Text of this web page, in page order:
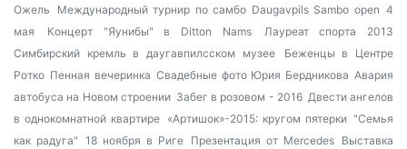
Ожель
Международный турнир по самбо Daugavpils Sambo open 4
мая
Концерт "Яунибы" в Ditton Nams
Лауреат спорта 2013
Симбирский кремль в даугавпилсском музее
Беженцы в Центре
Ротко Пенная вечеринка Свадебные фото Юрия Бердникова Авария
автобуса на Новом строении Забег в розовом - 2016 Двести ангелов
в однокомнатной квартире «Артишок»-2015: кругом пятерки "Семья
как радуга" 18 ноября в Риге Презентация от Mercedes Выставка